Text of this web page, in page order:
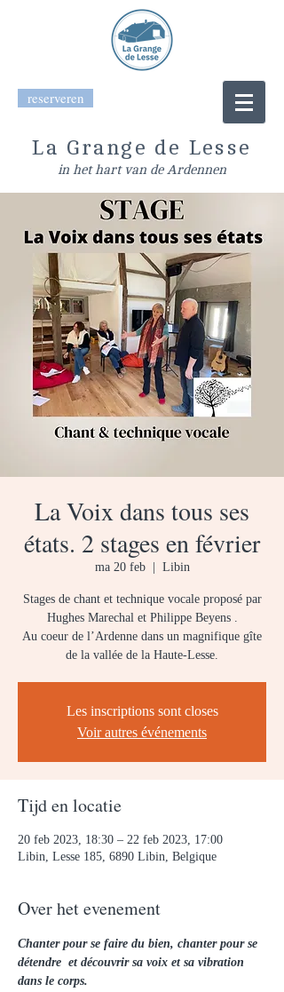
reserveren
La Grange de Lesse
in het hart van de Ardennen
La Voix dans tous ses
états. 2 stages en février
ma 20 feb
  |
Libin
Stages de chant et technique vocale proposé par
Hughes Marechal et Philippe Beyens .
Au coeur de l’Ardenne dans un magnifique gîte
de la vallée de la Haute-Lesse.
Les inscriptions sont closes
Voir autres événements
Tijd en locatie
20 feb 2023, 18:30 – 22 feb 2023, 17:00
Libin, Lesse 185, 6890 Libin, Belgique
Over het evenement
Chanter pour se faire du bien, chanter pour se
détendre  et découvrir sa voix et sa vibration
dans le corps.